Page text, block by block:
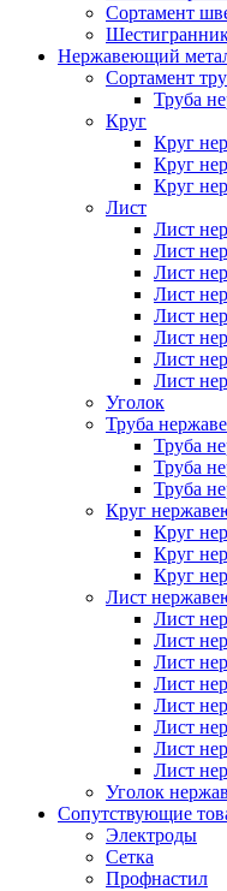
Сортамент
Нержавеющий
Сортамент
Труба
Круг
Круг
Круг
Круг
Лист
Лист
Лист
Лист
Лист
Лист
Лист
Лист
Лист
Уголок
Труба
Труба
Труба
Труба
Круг
Круг
Круг
Круг
Лист
Лист
Лист
Лист
Лист
Лист
Лист
Лист
Лист
Уголок
Cопутствующие
Электроды
Сетка
Профнастил